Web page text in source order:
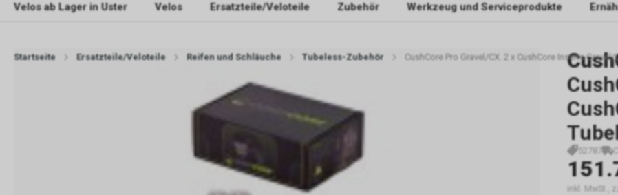
Velos ab Lager in Uster Velos Ersatzteile/Veloteile Zubehör Werkzeug und Serviceprodukte
Startseite Ersatzteile/Veloteile Reifen und Schläuche Tubeless-Zubehör CushCore Pro Gravel/CX. 2 x CushCore Inserts
52787
inkl. MwSt.,